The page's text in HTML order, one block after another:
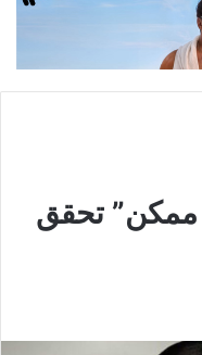
ممكن” تحقق